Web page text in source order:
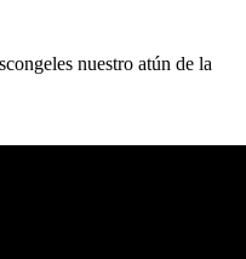
nuestro atún de la